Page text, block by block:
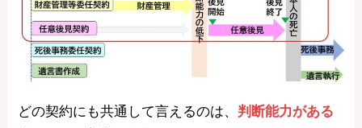
どの契約にも共通して言えるのは、 判断能力がある